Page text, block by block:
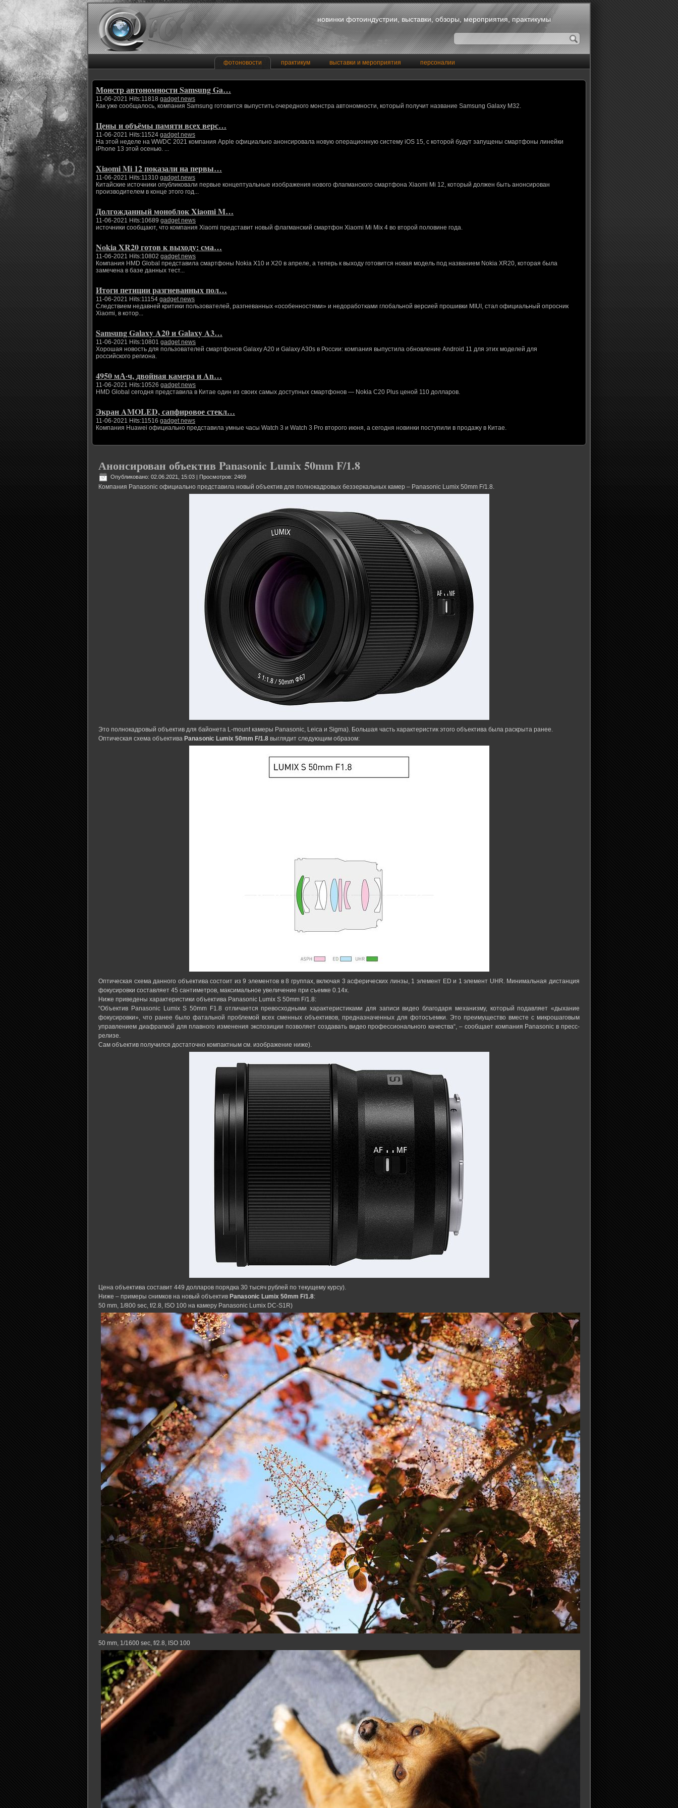
новинки фотоиндустрии, выставки, обзоры, мероприятия, практикумы
фотоновости практикум выставки и мероприятия персоналии
Монстр автономности Samsung Ga…
11-06-2021 Hits:11818 gadget news
Как уже сообщалось, компания Samsung готовится выпустить очередного монстра автономности, который получит название Samsung Galaxy M32.
Цены и объёмы памяти всех верс…
11-06-2021 Hits:11524 gadget news
На этой неделе на WWDC 2021 компания Apple официально анонсировала новую операционную систему iOS 15, с которой будут запущены смартфоны линейки
iPhone 13 этой осенью. ...
Xiaomi Mi 12 показали на первы…
11-06-2021 Hits:11310 gadget news
Китайские источники опубликовали первые концептуальные изображения нового флагманского смартфона Xiaomi Mi 12, который должен быть анонсирован
производителем в конце этого год...
Долгожданный моноблок Xiaomi M…
11-06-2021 Hits:10689 gadget news
источники сообщают, что компания Xiaomi представит новый флагманский смартфон Xiaomi Mi Mix 4 во второй половине года.
Nokia XR20 готов к выходу: сма…
11-06-2021 Hits:10802 gadget news
Компания HMD Global представила смартфоны Nokia X10 и X20 в апреле, а теперь к выходу готовится новая модель под названием Nokia XR20, которая была
замечена в базе данных тест...
Итоги петиции разгневанных пол…
11-06-2021 Hits:11154 gadget news
Следствием недавней критики пользователей, разгневанных «особенностями» и недоработками глобальной версией прошивки MIUI, стал официальный опросник
Xiaomi, в котор...
Samsung Galaxy A20 и Galaxy A3…
11-06-2021 Hits:10801 gadget news
Хорошая новость для пользователей смартфонов Galaxy A20 и Galaxy A30s в России: компания выпустила обновление Android 11 для этих моделей для
российского региона.
4950 мА·ч, двойная камера и An…
11-06-2021 Hits:10526 gadget news
HMD Global сегодня представила в Китае один из своих самых доступных смартфонов — Nokia C20 Plus ценой 110 долларов.
Экран AMOLED, сапфировое стекл…
11-06-2021 Hits:11516 gadget news
Компания Huawei официально представила умные часы Watch 3 и Watch 3 Pro второго июня, а сегодня новинки поступили в продажу в Китае.
Анонсирован объектив Panasonic Lumix 50mm F/1.8
Опубликовано: 02.06.2021, 15:03 | Просмотров: 2469
Компания Panasonic официально представила новый объектив для полнокадровых беззеркальных камер – Panasonic Lumix 50mm F/1.8.
Это полнокадровый объектив для байонета L-mount камеры Panasonic, Leica и Sigma). Большая часть характеристик этого объектива была раскрыта ранее.
Оптическая схема объектива Panasonic Lumix 50mm F/1.8 выглядит следующим образом:
Оптическая схема данного объектива состоит из 9 элементов в 8 группах, включая 3 асферических линзы, 1 элемент ED и 1 элемент UHR. Минимальная дистанция
фокусировки составляет 45 сантиметров, максимальное увеличение при съемке 0.14x.
Ниже приведены характеристики объектива Panasonic Lumix S 50mm F/1.8:
“Объектив Panasonic Lumix S 50mm F1.8 отличается превосходными характеристиками для записи видео благодаря механизму, который подавляет «дыхание
фокусировки», что ранее было фатальной проблемой всех сменных объективов, предназначенных для фотосъемки. Это преимущество вместе с микрошаговым
управлением диафрагмой для плавного изменения экспозиции позволяет создавать видео профессионального качества“, – сообщает компания Panasonic в пресс-
релизе.
Сам объектив получился достаточно компактным см. изображение ниже).
Цена объектива составит 449 долларов порядка 30 тысяч рублей по текущему курсу).
Ниже – примеры снимков на новый объектив Panasonic Lumix 50mm F/1.8:
50 mm, 1/800 sec, f/2.8, ISO 100 на камеру Panasonic Lumix DC-S1R)
50 mm, 1/1600 sec, f/2.8, ISO 100